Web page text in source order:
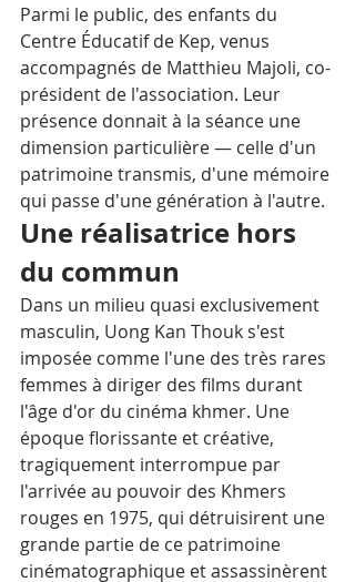
Parmi le public, des enfants du
Centre Éducatif de Kep, venus
accompagnés de Matthieu Majoli, co-
président de l'association. Leur
présence donnait à la séance une
dimension particulière — celle d'un
patrimoine transmis, d'une mémoire
qui passe d'une génération à l'autre.
Une réalisatrice hors
du commun
Dans un milieu quasi exclusivement
masculin, Uong Kan Thouk s'est
imposée comme l'une des très rares
femmes à diriger des films durant
l'âge d'or du cinéma khmer. Une
époque florissante et créative,
tragiquement interrompue par
l'arrivée au pouvoir des Khmers
rouges en 1975, qui détruisirent une
grande partie de ce patrimoine
cinématographique et assassinèrent